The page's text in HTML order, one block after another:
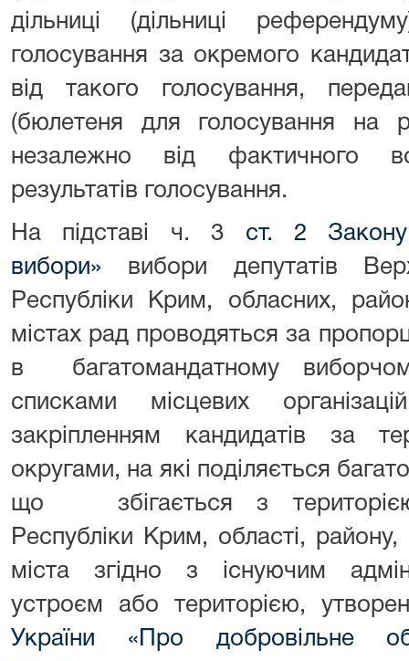
дільниці (дільниці
голосування за окремого
від такого голосування,
(бюлетеня для голосування на
незалежно від фактичного
результатів голосування.
На підставі ч. 3 ст. 2
вибори» вибори депутатів
Республіки Крим, обласних,
містах рад проводяться за
в багатомандатному
списками місцевих
закріпленням кандидатів за
округами, на які поділяється
що збігається з територією
Республіки Крим, області,
міста згідно з існуючим
устроєм або територією,
України «Про добровільне